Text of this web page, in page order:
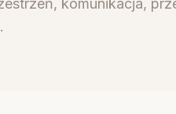
komunikacja,